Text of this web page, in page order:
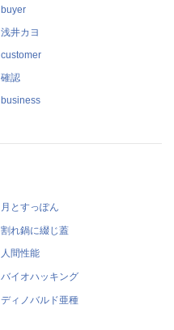
buyer
浅井カヨ
customer
確認
business
月とすっぽん
割れ鍋に綴じ蓋
人間性能
バイオハッキング
ディノバルド亜種